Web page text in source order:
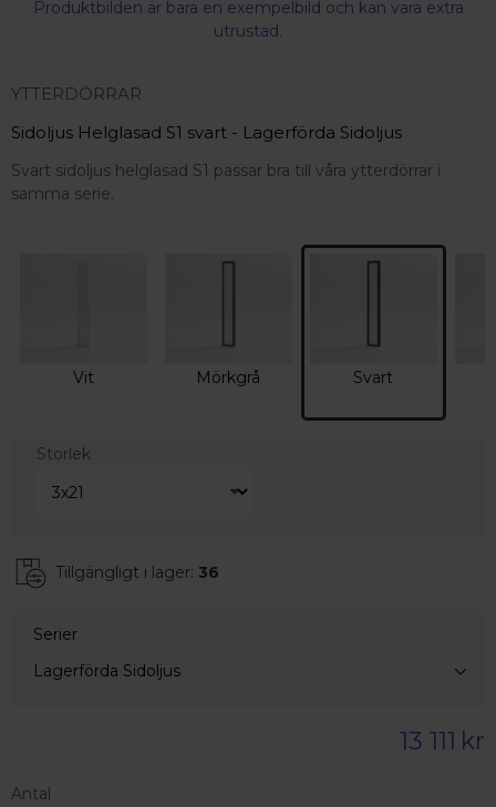
Produktbilden är bara en exempelbild och kan vara extra
utrustad.
YTTERDÖRRAR
Sidoljus Helglasad S1 svart - Lagerförda Sidoljus
Svart sidoljus helglasad S1 passar bra till våra ytterdörrar i
samma serie.
Vit Mörkgrå Svart
Storlek
Tillgängligt i lager: 36
Serier
Lagerförda Sidoljus
13 111 kr
Antal